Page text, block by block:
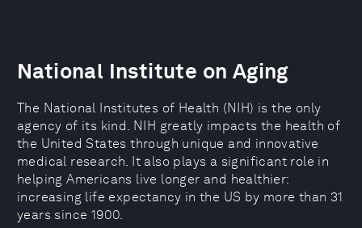
National Institute on Aging
The National Institutes of Health (NIH) is the only
agency of its kind. NIH greatly impacts the health of
the United States through unique and innovative
medical research. It also plays a significant role in
helping Americans live longer and healthier:
increasing life expectancy in the US by more than 31
years since 1900.